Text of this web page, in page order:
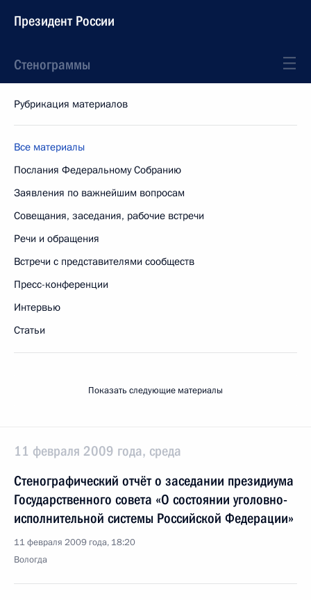
Президент России
Стенограммы
Рубрикация материалов
Все материалы
Послания Федеральному Собранию
Заявления по важнейшим вопросам
Совещания, заседания, рабочие встречи
Речи и обращения
Встречи с представителями сообществ
Пресс-конференции
Интервью
Статьи
Показать следующие материалы
11 февраля 2009 года, среда
Стенографический отчёт о заседании президиума
Государственного совета «О состоянии уголовно-
исполнительной системы Российской Федерации»
11 февраля 2009 года, 18:20
Вологда